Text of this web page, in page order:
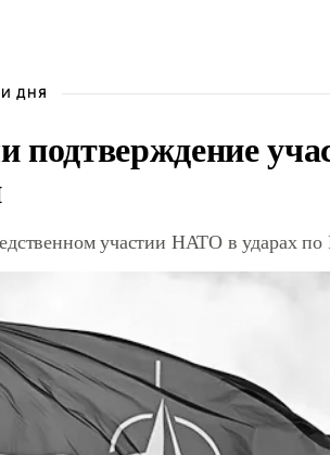
ДНЯ
подтверждение
участии НАТО в ударах по